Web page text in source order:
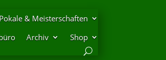
Pokale & Meisterschaften
Archiv Shop